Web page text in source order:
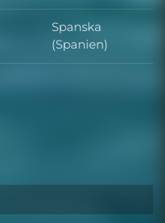
Spanska
(Spanien)